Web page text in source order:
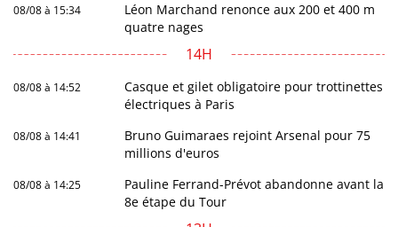
08/08 à 15:34
Léon Marchand renonce aux 200 et 400 m
quatre nages
14H
08/08 à 14:52
Casque et gilet obligatoire pour trottinettes
électriques à Paris
08/08 à 14:41
Bruno Guimaraes rejoint Arsenal pour 75
millions d'euros
08/08 à 14:25
Pauline Ferrand-Prévot abandonne avant la
8e étape du Tour